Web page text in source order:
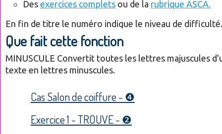
Des exercices complets ou de la rubrique ASCA.
En fin de titre le numéro indique le niveau de difficulté.
Que fait cette fonction
MINUSCULE Convertit toutes les lettres majuscules
texte en lettres minuscules.
Cas Salon de coiffure - ❹
Exercice 1 - TROUVE - ❷